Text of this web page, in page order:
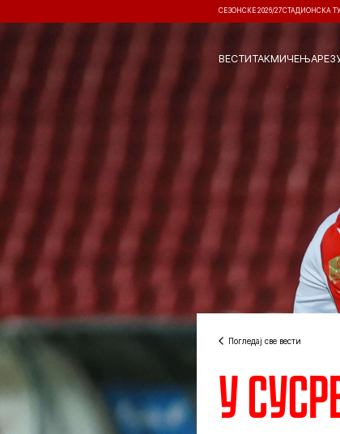
СЕЗОНСКЕ 2026/27СТАДИОНСКА
ВЕСТИТАКМИЧЕЊА
Погледај све вести
У